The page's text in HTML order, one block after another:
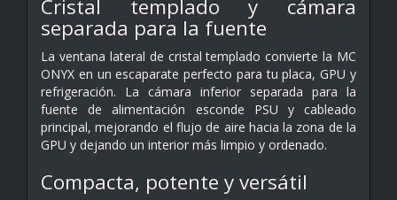
Cristal templado y cámara
separada para la fuente
La ventana lateral de cristal templado convierte la MC
ONYX en un escaparate perfecto para tu placa, GPU y
refrigeración. La cámara inferior separada para la
fuente de alimentación esconde PSU y cableado
principal, mejorando el flujo de aire hacia la zona de la
GPU y dejando un interior más limpio y ordenado.
Compacta, potente y versátil